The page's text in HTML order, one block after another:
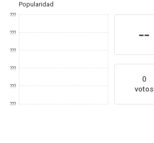
Popularidad
???
???
???
???
???
???
--
0
votos